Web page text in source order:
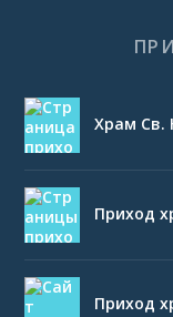
Храм Св.
Приход
Приход